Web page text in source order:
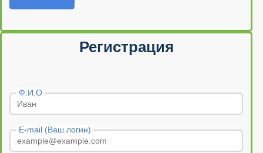
Регистрация
Ф.И.О
E-mail (Ваш логин)